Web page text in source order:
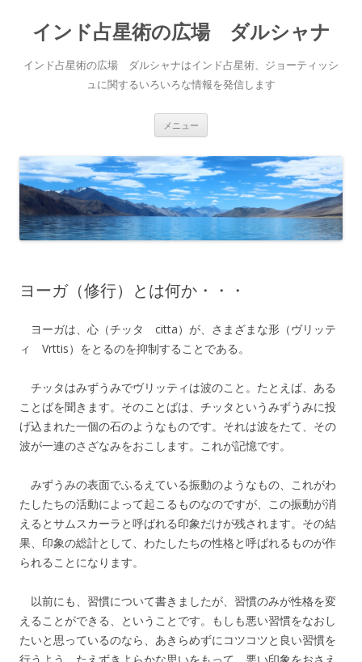
インド占星術の広場 ダルシャナ
インド占星術の広場 ダルシャナはインド占星術、ジョーティッシ
ュに関するいろいろな情報を発信します
メニュー
ヨーガ（修行）とは何か・・・
ヨーガは、心（チッタ citta）が、さまざまな形（ヴリッテ
ィ Vrttis）をとるのを抑制することである。
チッタはみずうみでヴリッティは波のこと。たとえば、ある
ことばを聞きます。そのことばは、チッタというみずうみに投
げ込まれた一個の石のようなものです。それは波をたて、その
波が一連のさざなみをおこします。これが記憶です。
みずうみの表面でふるえている振動のようなもの、これがわ
たしたちの活動によって起こるものなのですが、この振動が消
えるとサムスカーラと呼ばれる印象だけが残されます。その結
果、印象の総計として、わたしたちの性格と呼ばれるものが作
られることになります。
以前にも、習慣について書きましたが、習慣のみが性格を変
えることができる、ということです。もしも悪い習慣をなおし
たいと思っているのなら、あきらめずにコツコツと良い習慣を